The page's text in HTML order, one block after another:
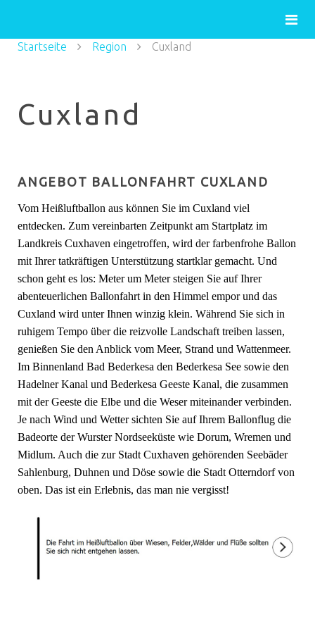
Startseite Region Cuxland
Cuxland
ANGEBOT BALLONFAHRT CUXLAND
Vom Heißluftballon aus können Sie im Cuxland viel
entdecken. Zum vereinbarten Zeitpunkt am Startplatz im
Landkreis Cuxhaven eingetroffen, wird der farbenfrohe Ballon
mit Ihrer tatkräftigen Unterstützung startklar gemacht. Und
schon geht es los: Meter um Meter steigen Sie auf Ihrer
abenteuerlichen Ballonfahrt in den Himmel empor und das
Cuxland wird unter Ihnen winzig klein. Während Sie sich in
ruhigem Tempo über die reizvolle Landschaft treiben lassen,
genießen Sie den Anblick vom Meer, Strand und Wattenmeer.
Im Binnenland Bad Bederkesa den Bederkesa See sowie den
Hadelner Kanal und Bederkesa Geeste Kanal, die zusammen
mit der Geeste die Elbe und die Weser miteinander verbinden.
Je nach Wind und Wetter sichten Sie auf Ihrem Ballonflug die
Badeorte der Wurster Nordseeküste wie Dorum, Wremen und
Midlum. Auch die zur Stadt Cuxhaven gehörenden Seebäder
Sahlenburg, Duhnen und Döse sowie die Stadt Otterndorf von
oben. Das ist ein Erlebnis, das man nie vergisst!